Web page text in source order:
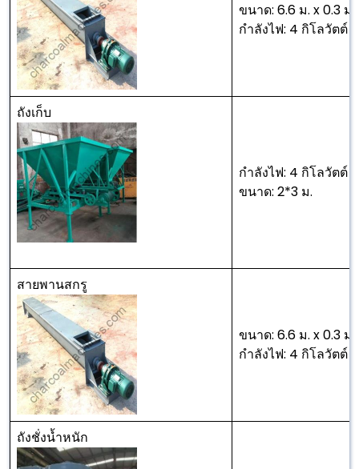
ขนาด: 6.6 ม. x 0.3 ม.
กำลังไฟ: 4 กิโลวัตต์
ถังเก็บ
กำลังไฟ: 4 กิโลวัตต์
ขนาด: 2*3 ม.
สายพานสกรู
ขนาด: 6.6 ม. x 0.3 ม.
กำลังไฟ: 4 กิโลวัตต์
ถังชั่งน้ำหนัก